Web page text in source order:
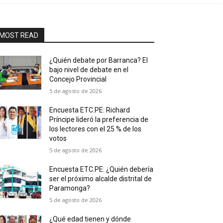
READ
¿Quién debate por Barranca? El
bajo nivel de debate en el
Concejo Provincial
5 de agosto de 2026
Encuesta ETC.PE: Richard
Príncipe lideró la preferencia de
los lectores con el 25 % de los
votos
5 de agosto de 2026
Encuesta ETC.PE: ¿Quién debería
ser el próximo alcalde distrital de
Paramonga?
5 de agosto de 2026
¿Qué edad tienen y dónde